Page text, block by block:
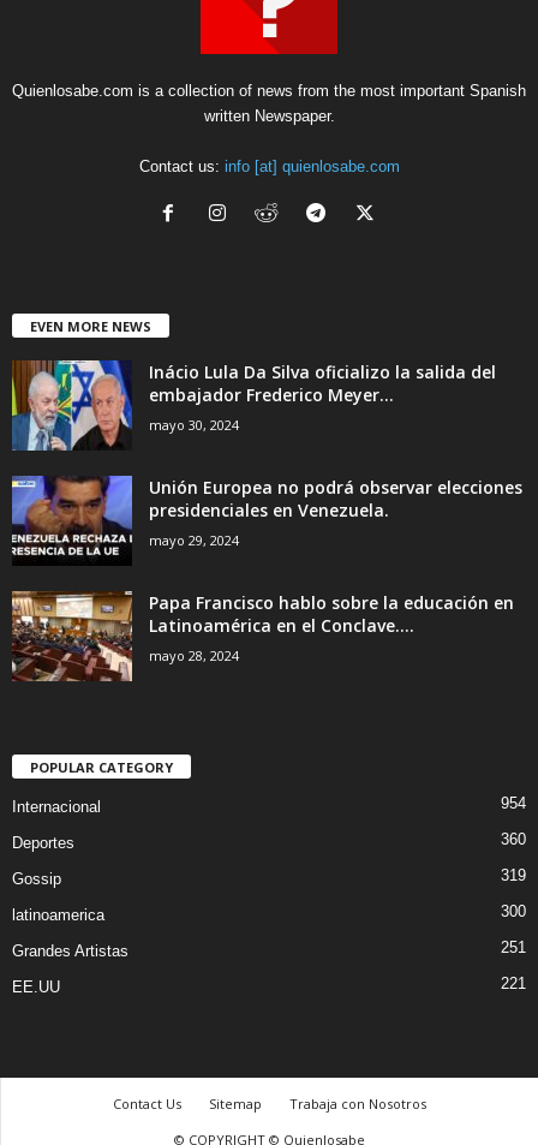
Quienlosabe.com is a collection of news from the most important Spanish
written Newspaper.
Contact us: info [at] quienlosabe.com
EVEN MORE NEWS
Inácio Lula Da Silva oficializo la salida del
embajador Frederico Meyer...
mayo 30, 2024
Unión Europea no podrá observar elecciones
presidenciales en Venezuela.
mayo 29, 2024
Papa Francisco hablo sobre la educación en
Latinoamérica en el Conclave....
mayo 28, 2024
POPULAR CATEGORY
Internacional 954
Deportes 360
Gossip 319
latinoamerica 300
Grandes Artistas 251
EE.UU 221
Contact Us Sitemap
Trabaja con Nosotros
© COPYRIGHT © Quienlosabe